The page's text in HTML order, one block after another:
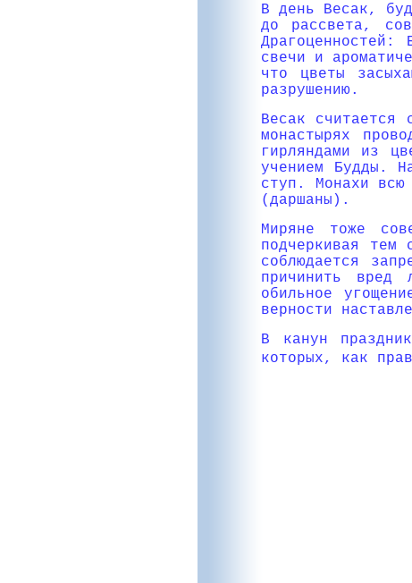
В день Весак,
до рассвета,
свечи и
что цветы
разрушению.
Весак
монастырях
гирляндами из
учением Будды.
ступ. Монахи всю
(даршаны).
Миряне тоже
подчеркивая тем
соблюдается
причинить вред
обильное
верности
В канун
которых, как